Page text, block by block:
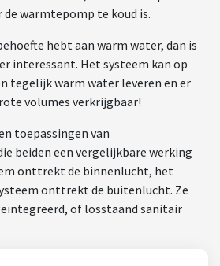
warmtepomp te koud is.
hebt aan warm water, dan is
interessant. Het systeem kan op
tegelijk warm water leveren en er
volumes verkrijgbaar!
toepassingen van
beiden een vergelijkbare werking
onttrekt de binnenlucht, het
onttrekt de buitenlucht. Ze
of losstaand sanitair